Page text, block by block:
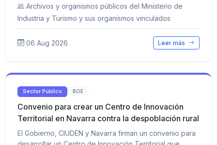
Archivos y organismos públicos del Ministerio de
Industria y Turismo y sus organismos vinculados
06 Aug 2026 Leer más
Sector Público BOE
Convenio para crear un Centro de Innovación
Territorial en Navarra contra la despoblación rural
El Gobierno, CIUDEN y Navarra firman un convenio para